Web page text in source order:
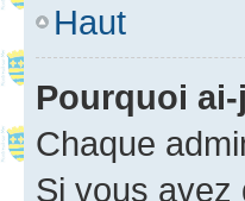
Haut
Pourquoi
Chaque
Si vous avez